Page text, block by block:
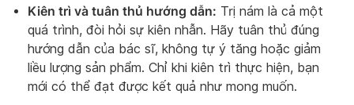
Kiên trì và tuân thủ hướng dẫn: Trị nám là cả một
quá trình, đòi hỏi sự kiên nhẫn. Hãy tuân thủ đúng
hướng dẫn của bác sĩ, không tự ý tăng hoặc giảm
liều lượng sản phẩm. Chỉ khi kiên trì thực hiện, bạn
mới có thể đạt được kết quả như mong muốn.